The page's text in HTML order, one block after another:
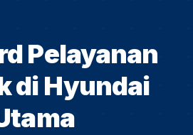
Pelayanan
di Hyundai